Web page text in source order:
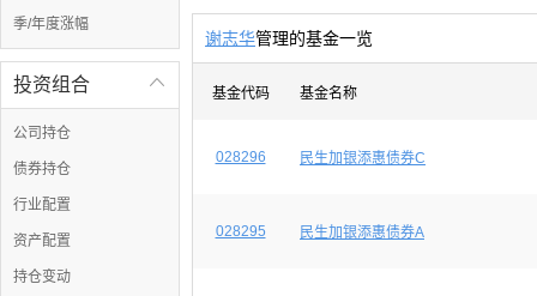
季/年度涨幅

投资组合
公司持仓
债券持仓
行业配置
资产配置
持仓变动
谢志华管理的基金一览
基金代码 基金名称
028296 民生加银添惠债券C
028295 民生加银添惠债券A